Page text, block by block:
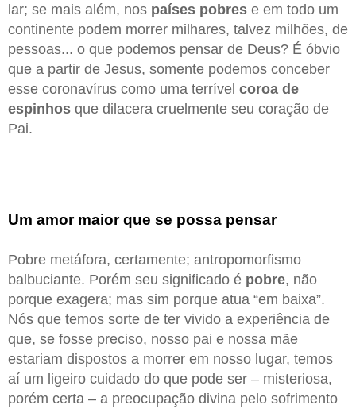
lar; se mais além, nos países pobres e em todo um
continente podem morrer milhares, talvez milhões, de
pessoas... o que podemos pensar de Deus? É óbvio
que a partir de Jesus, somente podemos conceber
esse coronavírus como uma terrível coroa de
espinhos que dilacera cruelmente seu coração de
Pai.
Um amor maior que se possa pensar
Pobre metáfora, certamente; antropomorfismo
balbuciante. Porém seu significado é pobre, não
porque exagera; mas sim porque atua “em baixa”.
Nós que temos sorte de ter vivido a experiência de
que, se fosse preciso, nosso pai e nossa mãe
estariam dispostos a morrer em nosso lugar, temos
aí um ligeiro cuidado do que pode ser – misteriosa,
porém certa – a preocupação divina pelo sofrimento